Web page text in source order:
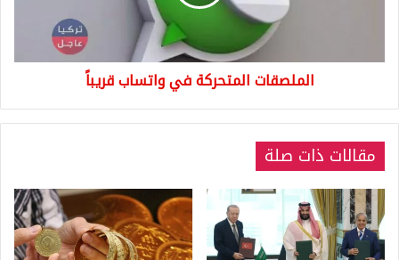
الملصقات المتحركة في واتساب قريباً
مقالات ذات صلة